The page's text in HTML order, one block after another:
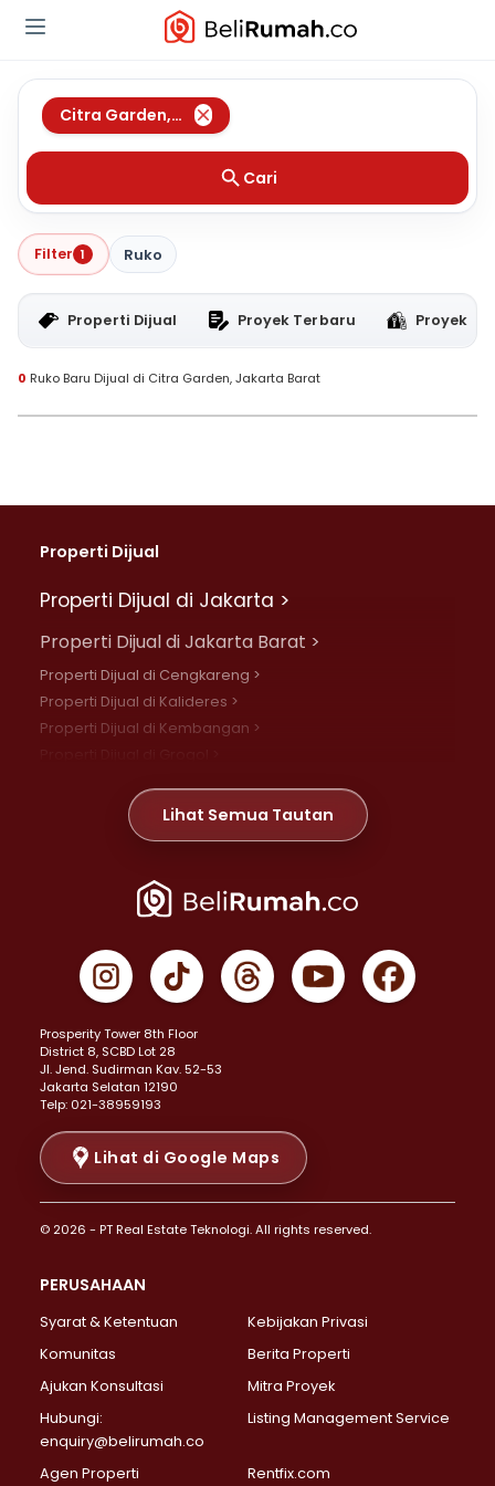
Citra Garden, Jakarta Barat
Cari
Filter 1 Ruko
Properti Dijual Proyek Terbaru Proyek
0 Ruko Baru Dijual di Citra Garden, Jakarta Barat
Properti Dijual
Properti Dijual di Jakarta >
Properti Dijual di Jakarta Barat >
Properti Dijual di Cengkareng >
Properti Dijual di Kalideres >
Properti Dijual di Kembangan >
Properti Dijual di Meruya >
Properti Dijual di Jelambar >
Properti Dijual di Jakarta Pusat >
Properti Dijual di Gambir >
Properti Dijual di Johar Baru >
Properti Dijual di Menteng >
Properti Dijual di Senen >
Properti Dijual di Tanah Abang >
Properti Dijual di Cikini >
Properti Dijual di Kramat >
Properti Dijual di Pasar Baru >
Properti Dijual di Bendungan Hilir >
Properti Dijual di Jakarta Selatan >
Properti Dijual di Lebak Bulus >
Properti Dijual di Gandaria Selatan >
Properti Dijual di Pondok Labu >
Properti Dijual di Lenteng Agung >
Properti Dijual di Senayan >
Properti Dijual di Pondok Pinang >
Lihat Semua Tautan
Prosperity Tower 8th Floor
District 8, SCBD Lot 28
JI. Jend. Sudirman Kav. 52-53
Jakarta Selatan 12190
Telp: 021-38959193
Lihat di Google Maps
© 2026 - PT Real Estate Teknologi. All rights reserved.
PERUSAHAAN
Syarat & Ketentuan
Kebijakan Privasi
Komunitas
Berita Properti
Ajukan Konsultasi
Mitra Proyek
Hubungi:
enquiry@belirumah.co
Listing Management Service
Agen Properti Rentfix.com